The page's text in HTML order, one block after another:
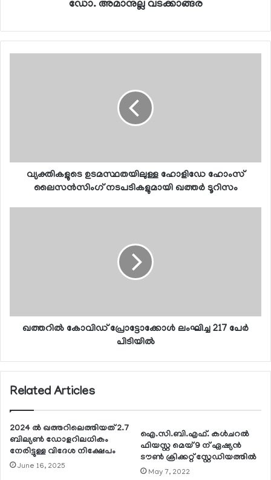
ഡോ. അമാനുല്ല വടക്കാങ്ങര
വ്യക്തികളുടെ ഉടമസ്ഥതയിലുള്ള ഹോളിഡേ ഹോംസ്
ലൈസന്‍സിംഗ് നടപടികളുമായി ഖത്തര്‍ ടൂറിസം
ഖത്തറില്‍ കോവിഡ് പ്രോട്ടോക്കോള്‍ ലംഘിച്ച 217 പേര്‍
പിടിയില്‍
Related Articles
2024 ല്‍ ഖത്തറിലെത്തിയത് 2.7
ബില്യണ്‍ ഡോളറിലധികം
നേരിട്ടുള്ള വിദേശ നിക്ഷേപം
June 16, 2025
ഐ.സി.ബി.എഫ്. കള്‍ചറല്‍
ഫിയസ്റ്റ മെയ് 9 ന് ഏഷ്യന്‍
ടൗണ്‍ ക്രിക്കറ്റ് സ്റ്റേഡിയത്തില്‍
May 7, 2022